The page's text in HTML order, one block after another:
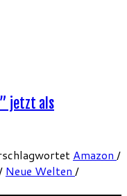
jetzt als
Amazon /
Neue Welten /